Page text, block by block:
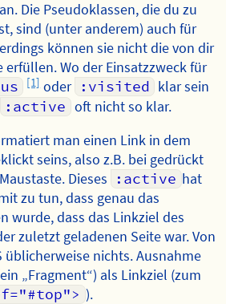
Die Pseudoklassen, die du zu
sind (unter anderem) auch für
können sie nicht die von dir
erfüllen. Wo der Einsatzzweck für
[1]oder :visited klar sein
:active oft nicht so klar.
man einen Link in dem
seins, also z.B. bei gedrückt
Dieses
:active hat
zu tun, dass genau das
wurde, dass das Linkziel des
zuletzt geladenen Seite war. Von
üblicherweise nichts. Ausnahme
„Fragment“) als Linkziel (zum
).